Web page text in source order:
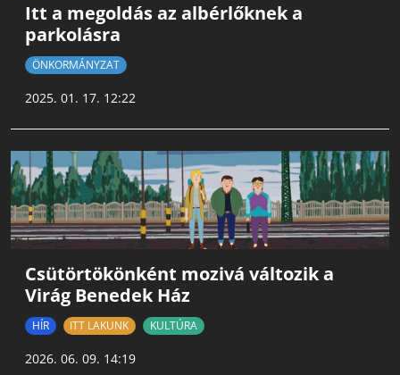
Itt a megoldás az albérlőknek a
parkolásra
ÖNKORMÁNYZAT
2025. 01. 17. 12:22
Csütörtökönként mozivá változik a
Virág Benedek Ház
HÍR ITT LAKUNK KULTÚRA
2026. 06. 09. 14:19